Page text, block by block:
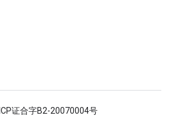
ICP证合字B2-20070004号